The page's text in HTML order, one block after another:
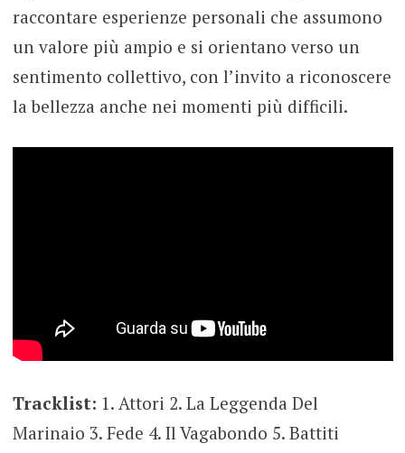
raccontare esperienze personali che assumono
un valore più ampio e si orientano verso un
sentimento collettivo, con l’invito a riconoscere
la bellezza anche nei momenti più difficili.
Tracklist: 1. Attori 2. La Leggenda Del
Marinaio 3. Fede 4. Il Vagabondo 5. Battiti